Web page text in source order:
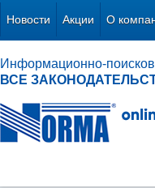
Новости Акции О
Информационно-
ВСЕ